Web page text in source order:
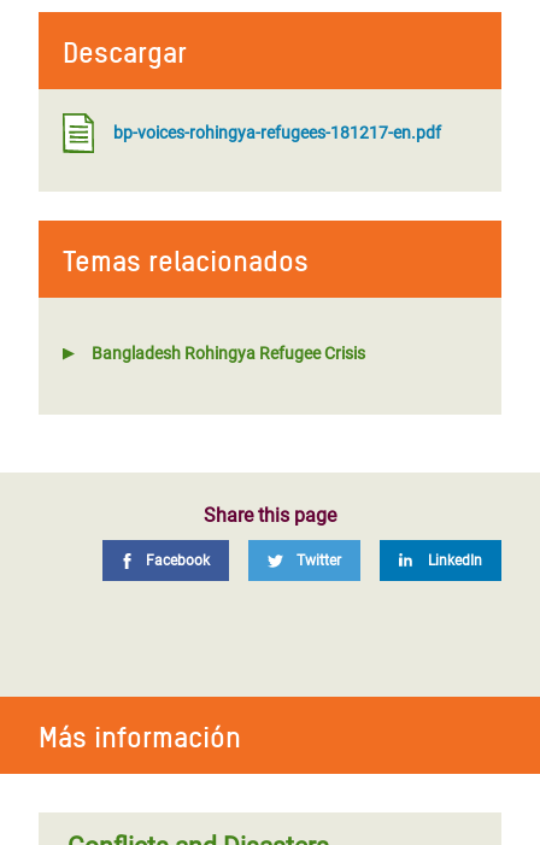
Descargar
bp-voices-rohingya-refugees-181217-en.pdf
Temas relacionados
Bangladesh Rohingya Refugee Crisis
Share this page
Facebook Twitter LinkedIn
Más información